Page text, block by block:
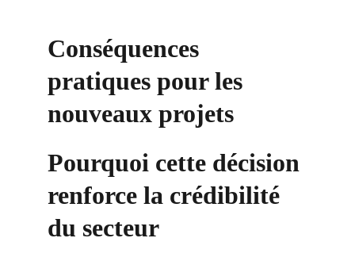
Conséquences
pratiques pour les
nouveaux projets
Pourquoi cette décision
renforce la crédibilité
du secteur